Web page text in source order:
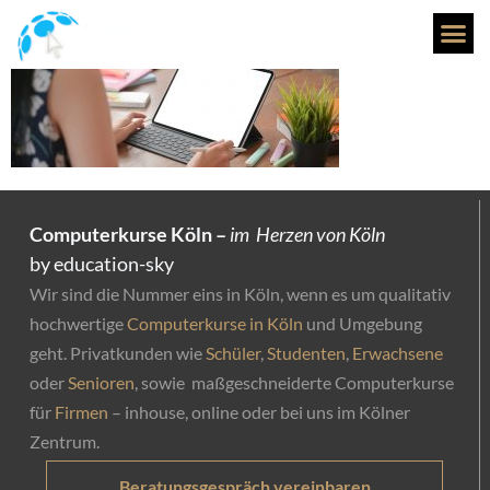
banner_kurse
Computerkurse Köln – im Herzen von Köln
by education-sky
Wir sind die Nummer eins in Köln, wenn es um qualitativ
hochwertigeComputerkurse in Köln und Umgebung
geht. Privatkunden wie Schüler, Studenten Erwachsene
oder Senioren , sowie maßgeschneiderte Computerkurse
für Firmen – inhouse, online oder bei uns im Kölner
Zentrum.